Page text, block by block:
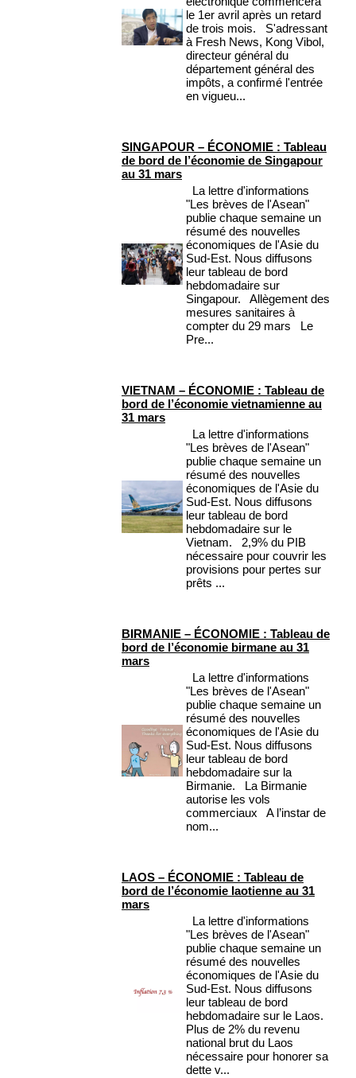
le 1er avril après un retard
de trois mois. S'adressant
à Fresh News, Kong Vibol,
directeur général du
département général des
impôts, a confirmé l'entrée
en vigueu...
SINGAPOUR – ÉCONOMIE : Tableau
de bord de l’économie de Singapour
au 31 mars
La lettre d'informations
"Les brèves de l'Asean"
publie chaque semaine un
résumé des nouvelles
économiques de l'Asie du
Sud-Est. Nous diffusons
leur tableau de bord
hebdomadaire sur
Singapour. Allègement des
mesures sanitaires à
compter du 29 mars Le
Pre...
VIETNAM – ÉCONOMIE : Tableau de
bord de l’économie vietnamienne au
31 mars
La lettre d'informations
"Les brèves de l'Asean"
publie chaque semaine un
résumé des nouvelles
économiques de l'Asie du
Sud-Est. Nous diffusons
leur tableau de bord
hebdomadaire sur le
Vietnam. 2,9% du PIB
nécessaire pour couvrir les
provisions pour pertes sur
prêts ...
BIRMANIE – ÉCONOMIE : Tableau de
bord de l’économie birmane au 31
mars
La lettre d'informations
"Les brèves de l'Asean"
publie chaque semaine un
résumé des nouvelles
économiques de l'Asie du
Sud-Est. Nous diffusons
leur tableau de bord
hebdomadaire sur la
Birmanie. La Birmanie
autorise les vols
commerciaux A l’instar de
nom...
LAOS – ÉCONOMIE : Tableau de
bord de l’économie laotienne au 31
mars
La lettre d'informations
"Les brèves de l'Asean"
publie chaque semaine un
résumé des nouvelles
économiques de l'Asie du
Sud-Est. Nous diffusons
leur tableau de bord
hebdomadaire sur le Laos.
Plus de 2% du revenu
national brut du Laos
nécessaire pour honorer sa
dette v...